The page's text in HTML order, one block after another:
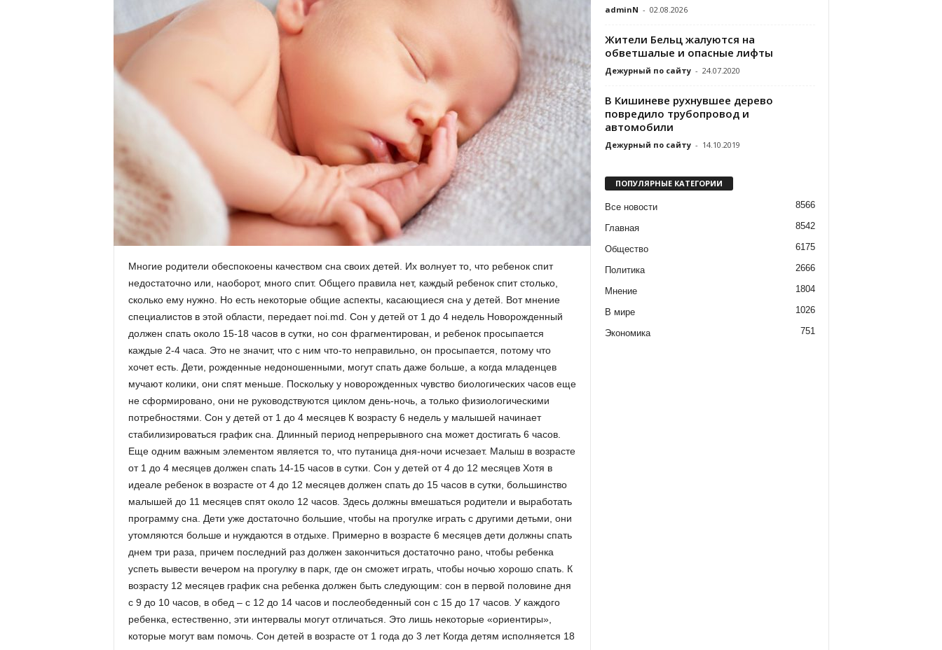
Многие родители обеспокоены качеством сна своих детей. Их волнует то, что ребенок спит
недостаточно или, наоборот, много спит. Общего правила нет, каждый ребенок спит столько,
сколько ему нужно. Но есть некоторые общие аспекты, касающиеся сна у детей. Вот мнение
специалистов в этой области, передает noi.md. Сон у детей от 1 до 4 недель Новорожденный
должен спать около 15-18 часов в сутки, но сон фрагментирован, и ребенок просыпается
каждые 2-4 часа. Это не значит, что с ним что-то неправильно, он просыпается, потому что
хочет есть. Дети, рожденные недоношенными, могут спать даже больше, а когда младенцев
мучают колики, они спят меньше. Поскольку у новорожденных чувство биологических часов еще
не сформировано, они не руководствуются циклом день-ночь, а только физиологическими
потребностями. Сон у детей от 1 до 4 месяцев К возрасту 6 недель у малышей начинает
стабилизироваться график сна. Длинный период непрерывного сна может достигать 6 часов.
Еще одним важным элементом является то, что путаница дня-ночи исчезает. Малыш в возрасте
от 1 до 4 месяцев должен спать 14-15 часов в сутки. Сон у детей от 4 до 12 месяцев Хотя в
идеале ребенок в возрасте от 4 до 12 месяцев должен спать до 15 часов в сутки, большинство
малышей до 11 месяцев спят около 12 часов. Здесь должны вмешаться родители и выработать
программу сна. Дети уже достаточно большие, чтобы на прогулке играть с другими детьми, они
утомляются больше и нуждаются в отдыхе. Примерно в возрасте 6 месяцев дети должны спать
днем три раза, причем последний раз должен закончиться достаточно рано, чтобы ребенка
успеть вывести вечером на прогулку в парк, где он сможет играть, чтобы ночью хорошо спать. К
возрасту 12 месяцев график сна ребенка должен быть следующим: сон в первой половине дня
с 9 до 10 часов, в обед – с 12 до 14 часов и послеобеденный сон с 15 до 17 часов. У каждого
ребенка, естественно, эти интервалы могут отличаться. Это лишь некоторые «ориентиры»,
которые могут вам помочь. Сон детей в возрасте от 1 года до 3 лет Когда детям исполняется 18
adminN - 02.08.2026
Жители Бельц жалуются на
обветшалые и опасные лифты
Дежурный по сайту - 24.07.2020
В Кишиневе рухнувшее дерево
повредило трубопровод и
автомобили
Дежурный по сайту - 14.10.2019
ПОПУЛЯРНЫЕ КАТЕГОРИИ
Все новости 8566
Главная 8542
Общество 6175
Политика 2666
Мнение 1804
В мире 1026
Экономика 751